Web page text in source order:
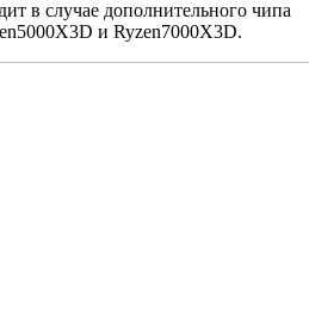
в случае дополнительного чипа
и Ryzen7000X3D.